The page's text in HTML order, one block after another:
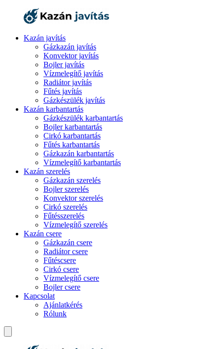
Kazán javítás
Gázkazán javítás
Konvektor javítás
Bojler javítás
Vízmelegítő javítás
Radiátor javítás
Fűtés javítás
Gázkészülék javítás
Kazán karbantartás
Gázkészülék karbantartás
Bojler karbantartás
Cirkó karbantartás
Fűtés karbantartás
Gázkazán karbantartás
Vízmelegítő karbantartás
Kazán szerelés
Gázkazán szerelés
Bojler szerelés
Konvektor szerelés
Cirkó szerelés
Fűtésszerelés
Vízmelegítő szerelés
Kazán csere
Gázkazán csere
Radiátor csere
Fűtéscsere
Cirkó csere
Vízmelegítő csere
Bojler csere
Kapcsolat
Ajánlatkérés
Rólunk